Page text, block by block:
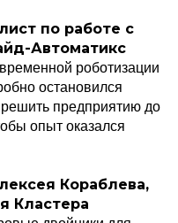
по работе с
Автоматикс
роботизации
остановился
предприятию до
опыт оказался
Кораблева,
Кластера